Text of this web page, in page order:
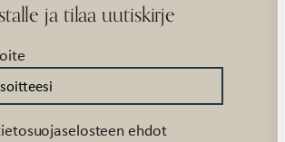
ja tilaa uutiskirje
ehdot